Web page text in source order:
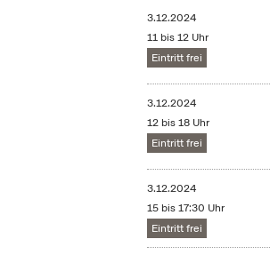
3.12.2024
11 bis 12 Uhr
Eintritt frei
3.12.2024
12 bis 18 Uhr
Eintritt frei
3.12.2024
15 bis 17:30 Uhr
Eintritt frei